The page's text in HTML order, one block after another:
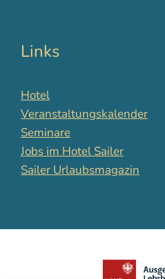
Links
Hotel
Veranstaltungskalender
Seminare
Jobs im Hotel Sailer
Sailer Urlaubsmagazin